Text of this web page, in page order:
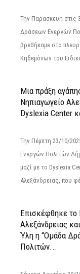
Την Παρασκευή
Δράσεων Ενεργών
βρεθήκαμε στο
Κηδεμόνων του
Μια πράξη
Νηπιαγωγείο
Dyslexia Center
Την Πέμπτη 23/10/
Ενεργών Πολιτών
μαζί με το Dyslexia
Αλεξάνδρειας, που
Επισκέφθηκε το
Αλεξάνδρειας
Ύλη η “Ομάδα
Πολιτών...